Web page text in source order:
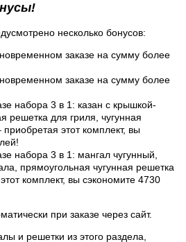
несколько бонусов:
заказе на сумму более
заказе на сумму более
набора 3 в 1: казан с крышкой-
решетка для гриля, чугунная
приобретая этот комплект, вы
набора 3 в 1: мангал чугунный,
прямоугольная чугунная решетка
комплект, вы сэкономите 4730
при заказе через сайт.
и решетки из этого раздела,